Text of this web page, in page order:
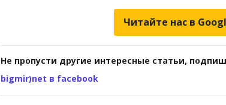
Читайте нас в
Не пропусти другие интересные статьи,
bigmir)net в facebook